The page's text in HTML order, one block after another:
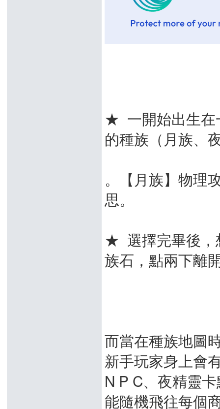
★ 一開始出生在
的種族（月族、
。【月族】物理
思。
★ 選擇完畢後，
族石，點兩下離
而當在種族地圖
新手玩家身上會
N P C、夜精靈
能隨機飛往每個